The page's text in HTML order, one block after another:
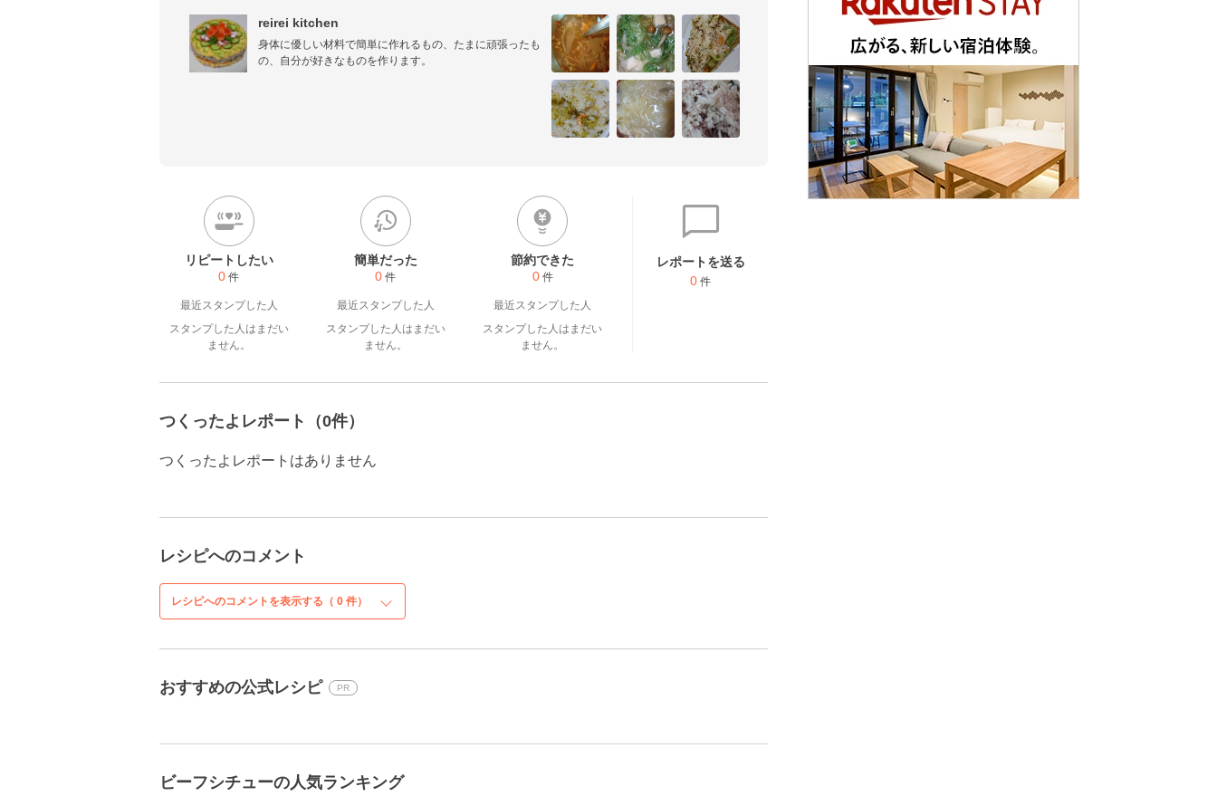
reirei kitchen
身体に優しい材料で簡単に作れるもの、たまに頑張ったも
の、自分が好きなものを作ります。
リピートしたい
0 件
最近スタンプした人
スタンプした人はまだい
ません。
簡単だった
0 件
最近スタンプした人
スタンプした人はまだい
ません。
節約できた
0 件
最近スタンプした人
スタンプした人はまだい
ません。
レポートを送る
0 件
つくったよレポート（0件）
つくったよレポートはありません
レシピへのコメント
レシピへのコメントを表示する（ 0 件）
おすすめの公式レシピ PR
ビーフシチューの人気ランキング